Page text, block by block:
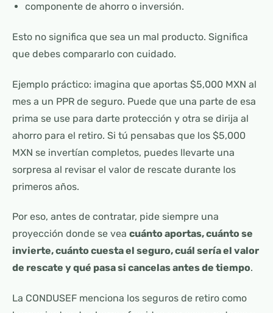
componente de ahorro o inversión.
Esto no significa que sea un mal producto. Significa
que debes compararlo con cuidado.
Ejemplo práctico: imagina que aportas $5,000 MXN al
mes a un PPR de seguro. Puede que una parte de esa
prima se use para darte protección y otra se dirija al
ahorro para el retiro. Si tú pensabas que los $5,000
MXN se invertían completos, puedes llevarte una
sorpresa al revisar el valor de rescate durante los
primeros años.
Por eso, antes de contratar, pide siempre una
proyección donde se vea cuánto aportas, cuánto se
invierte, cuánto cuesta el seguro, cuál sería el valor
de rescate y qué pasa si cancelas antes de tiempo.
La CONDUSEF menciona los seguros de retiro como